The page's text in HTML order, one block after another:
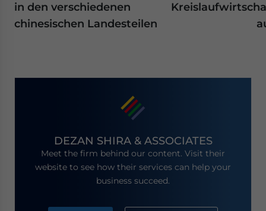
in den verschiedenen
chinesischen Landesteilen
DEZAN SHIRA & ASSOCIATES
Meet the firm behind our content. Visit their
website to see how their services can help your
business succeed.